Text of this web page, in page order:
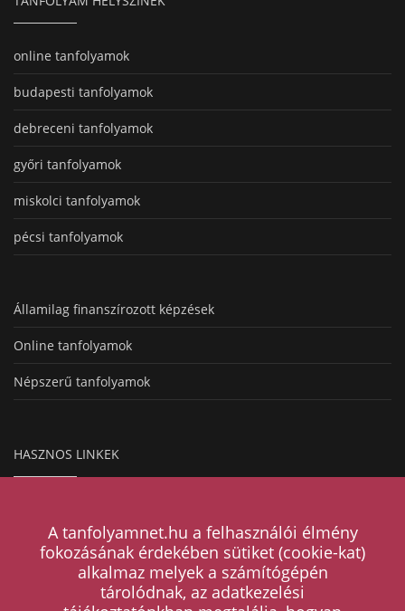
online tanfolyamok
budapesti tanfolyamok
debreceni tanfolyamok
győri tanfolyamok
miskolci tanfolyamok
pécsi tanfolyamok
Államilag finanszírozott képzések
Online tanfolyamok
Népszerű tanfolyamok
HASZNOS LINKEK
Magazin
A tanfolyamnet.hu a felhasználói élmény
fokozásának érdekében sütiket (cookie-kat)
alkalmaz melyek a számítógépén
tárolódnak, az adatkezelési